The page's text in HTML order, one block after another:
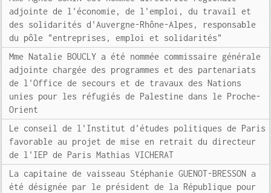
adjointe de l'économie, de l'emploi, du travail et
des solidarités d'Auvergne-Rhône-Alpes, responsable
du pôle "entreprises, emploi et solidarités"
Mme Natalie BOUCLY a été nommée commissaire générale
adjointe chargée des programmes et des partenariats
de l'Office de secours et de travaux des Nations
unies pour les réfugiés de Palestine dans le Proche-
Orient
Le conseil de l'Institut d'études politiques de Paris
favorable au projet de mise en retrait du directeur
de l'IEP de Paris Mathias VICHERAT
La capitaine de vaisseau Stéphanie GUENOT-BRESSON a
été désignée par le président de la République pour